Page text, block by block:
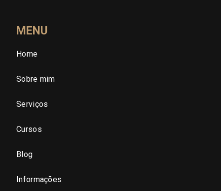
MENU
Home
Sobre mim
Serviços
Cursos
Blog
Informações